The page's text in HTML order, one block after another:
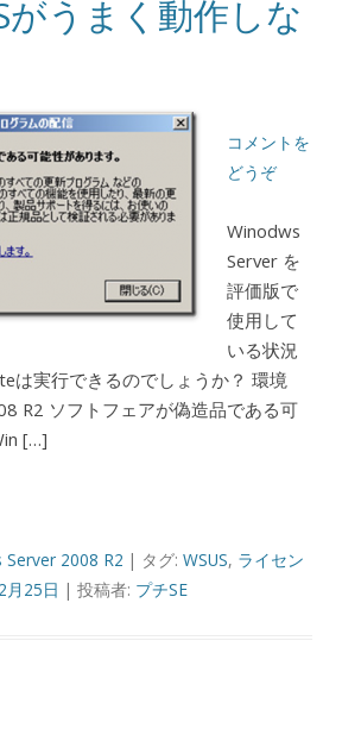
がうまく動作しな
コメントを
どうぞ
Winodws
Server を
評価版で
使用して
いる状況
は実行できるのでしょうか？ 環境
R2 ソフトフェアが偽造品である可
[…]
2008 R2 | タグ: WSUS, ライセン
月25日 | 投稿者: プチSE